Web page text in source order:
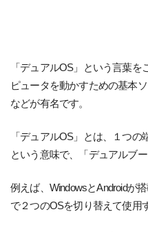
「デュアルOS」という言葉
ピュータを動かすための基本
などが有名です。
「デュアルOS」とは、１つ
という意味で、「デュアルブ
例えば、WindowsとAndroidが
で２つのOSを切り替えて使用